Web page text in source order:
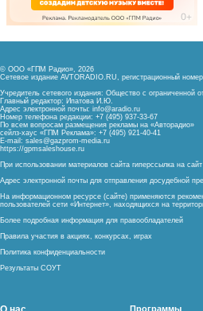
© ООО «ГПМ Радио», 2026
Сетевое издание AVTORADIO.RU, регистрационный номер
Учредитель сетевого издания: Общество с ограниченной
Главный редактор: Ипатова И.Ю.
Адрес электронной почты: info@aradio.ru
Номер телефона редакции: +7 (495) 937-33-67
По всем вопросам размещения рекламы на «Авторадио»
сейлз-хаус «ГПМ Реклама»: +7 (495) 921-40-41
E-mail: sales@gazprom-media.ru
https://gpmsaleshouse.ru
При использовании материалов сайта гиперссылка на
Адрес электронной почты для отправления досудебной
На информационном ресурсе (сайте) применяются
пользователей сети «Интернет», находящихся на
Более подробная информация для правообладателей
Правила участия в акциях, конкурсах, играх
Политика конфиденциальности
Результаты СОУТ
Программы